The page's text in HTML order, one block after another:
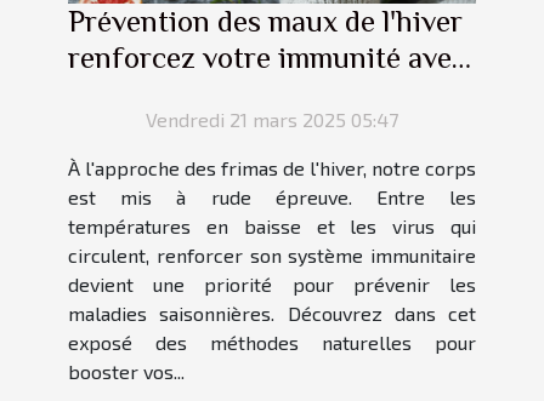
Prévention des maux de l'hiver
renforcez votre immunité avec
Vendredi 21 mars 2025 05:47
À l'approche des frimas de l'hiver, notre corps
est mis à rude épreuve. Entre les
températures en baisse et les virus qui
circulent, renforcer son système immunitaire
devient une priorité pour prévenir les
maladies saisonnières. Découvrez dans cet
exposé des méthodes naturelles pour
booster vos...